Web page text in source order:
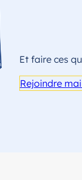
Et faire ces
Rejoindre